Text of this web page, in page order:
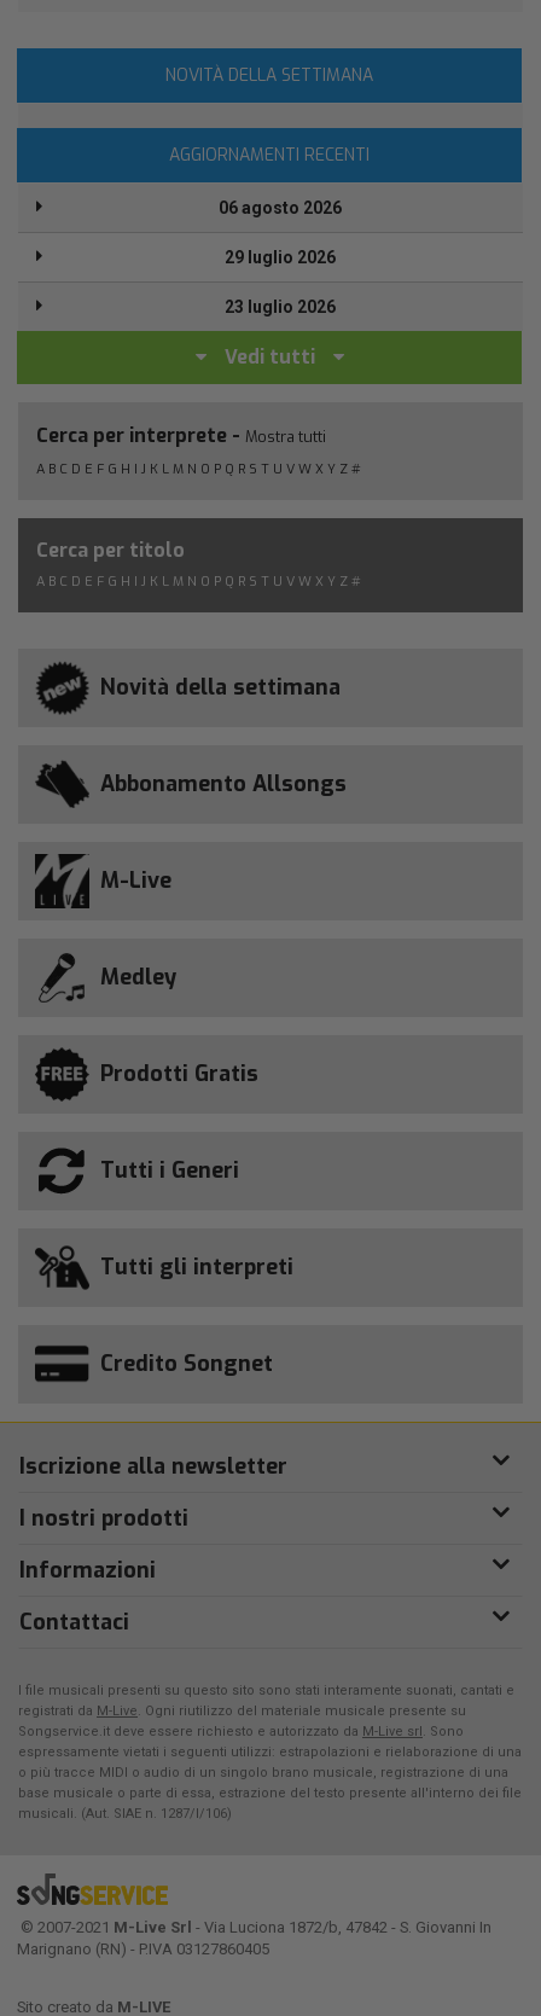
NOVITÀ DELLA SETTIMANA
AGGIORNAMENTI RECENTI
06 agosto 2026
29 luglio 2026
23 luglio 2026
Vedi tutti
Cerca per interprete - Mostra tutti
A B C D E F G H I J K L M N O P Q R S T U V W X Y Z #
Cerca per titolo
A B C D E F G H I J K L M N O P Q R S T U V W X Y Z #
Novità della settimana
Abbonamento Allsongs
M-Live
Medley
Prodotti Gratis
Tutti i Generi
Tutti gli interpreti
Credito Songnet
Iscrizione alla newsletter
I nostri prodotti
Informazioni
Contattaci
I file musicali presenti su questo sito sono stati interamente suonati, cantati e
registrati da M-Live. Ogni riutilizzo del materiale musicale presente su
Songservice.it deve essere richiesto e autorizzato da M-Live srl. Sono
espressamente vietati i seguenti utilizzi: estrapolazioni e rielaborazione di una
o più tracce MIDI o audio di un singolo brano musicale, registrazione di una
base musicale o parte di essa, estrazione del testo presente all'interno dei file
musicali. (Aut. SIAE n. 1287/I/106)
© 2007-2021 M-Live Srl - Via Luciona 1872/b, 47842 - S. Giovanni In
Marignano (RN) - P.IVA 03127860405
Sito creato da M-LIVE